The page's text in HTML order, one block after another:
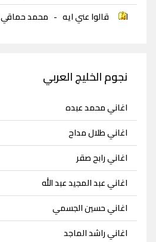
قالوا عني ايه - محمد حماقي
نجوم الخليج العربي
اغاني محمد عبده
اغاني طلال مداح
اغاني رابح صقر
اغاني عبد المجيد عبد الله
اغاني حسين الجسمي
اغاني راشد الماجد